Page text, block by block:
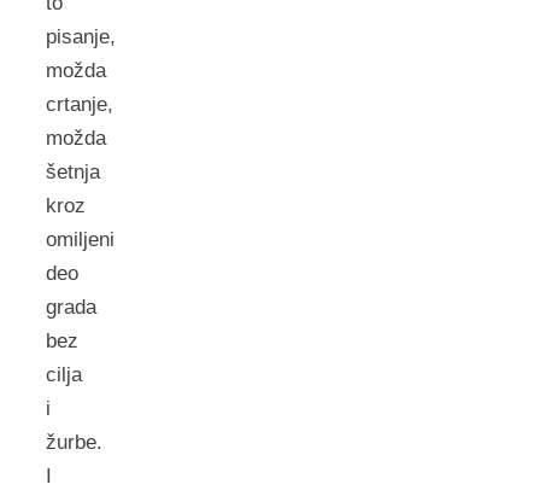
pisanje,
možda
crtanje,
možda
šetnja
kroz
omiljeni
deo
grada
bez
cilja
i
žurbe.
I